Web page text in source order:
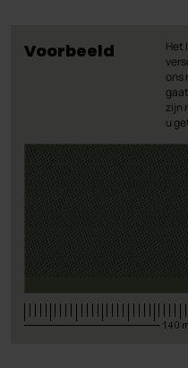
Voorbeeld
Het
ons
zijn
u